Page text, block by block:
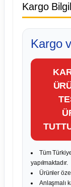
Kargo
Kargo
Tüm
yapılmaktadır.
Ürünler
Anlaşmalı